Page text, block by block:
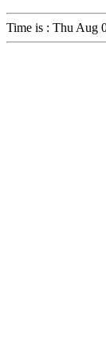
Time is : Thu Aug